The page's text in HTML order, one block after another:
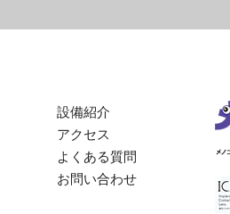
設備紹介
アクセス
よくある質問
お問い合わせ